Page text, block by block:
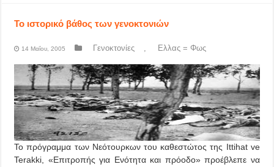
Το ιστορικό βάθος των γενοκτονιών
14 Μαΐου, 2005 Γενοκτονίες , Ελλας = Φως
Το πρόγραμμα των Νεότουρκων του καθεστώτος της Ittihat ve
Terakki, «Επιτροπής για Ενότητα και πρόοδο» προέβλεπε να